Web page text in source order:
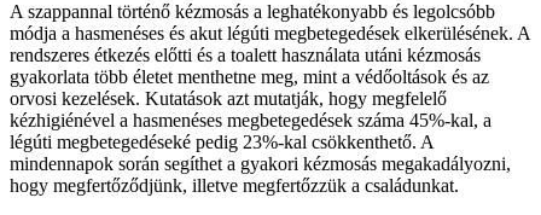
A szappannal történő kézmosás a leghatékonyabb és legolcsóbb
módja a hasmenéses és akut légúti megbetegedések elkerülésének. A
rendszeres étkezés előtti és a toalett használata utáni kézmosás
gyakorlata több életet menthetne meg, mint a védőoltások és az
orvosi kezelések. Kutatások azt mutatják, hogy megfelelő
kézhigiénével a hasmenéses megbetegedések száma 45%-kal, a
légúti megbetegedéseké pedig 23%-kal csökkenthető. A
mindennapok során segíthet a gyakori kézmosás megakadályozni,
hogy megfertőződjünk, illetve megfertőzzük a családunkat.